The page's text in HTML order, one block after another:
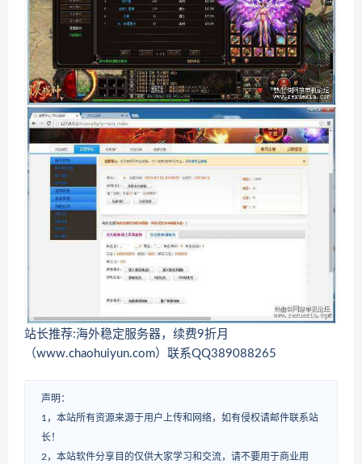
站长推荐:海外稳定服务器，续费9折月
（www.chaohuiyun.com）联系QQ389088265
声明：
1，本站所有资源来源于用户上传和网络，如有侵权请邮件联系站
长！
2，本站软件分享目的仅供大家学习和交流，请不要用于商业用